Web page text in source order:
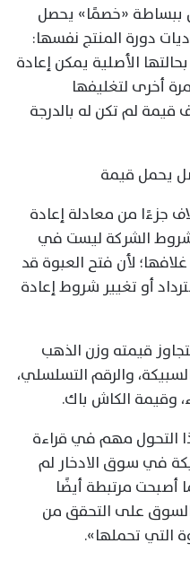
ببساطة «خصمًا» يحصل
دورة المنتج نفسها:
الأصلية يمكن إعادة
أخرى لتغليفها
قيمة لم تكن له بالدرجة
يحمل قيمة
جزءًا من معادلة إعادة
شروط الشركة ليست في
لأن فتح العبوة قد
أو تغيير شروط إعادة
قيمته وزن الذهب
والرقم التسلسلي،
وقيمة الكاش باك.
التحول مهم في قراءة
في سوق الادخار لم
أصبحت مرتبطة أيضًا
السوق على التحقق من
التي تحملها».